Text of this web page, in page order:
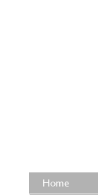
Home